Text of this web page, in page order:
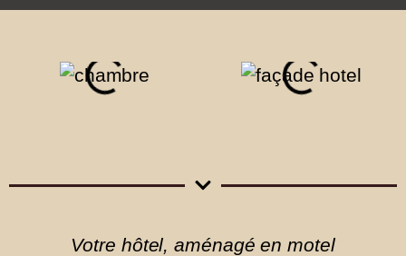
Votre hôtel, aménagé en motel